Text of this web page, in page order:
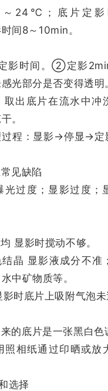
～24℃；底片定影
间8～10min。
影时间。②定影
光部分是否变得透明
取出底片在流水中冲
。
过程：显影→停显→
见缺陷
光过度；显影过度；
显影时搅动不够。
晶 显影液成分不准
中矿物质等。
时底片上吸附气泡未
的底片是一张黑白色
照相纸通过印晒或放
选择